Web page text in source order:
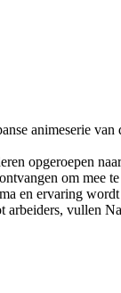
animeserie
opgeroepen
om mee
en ervaring
vullen